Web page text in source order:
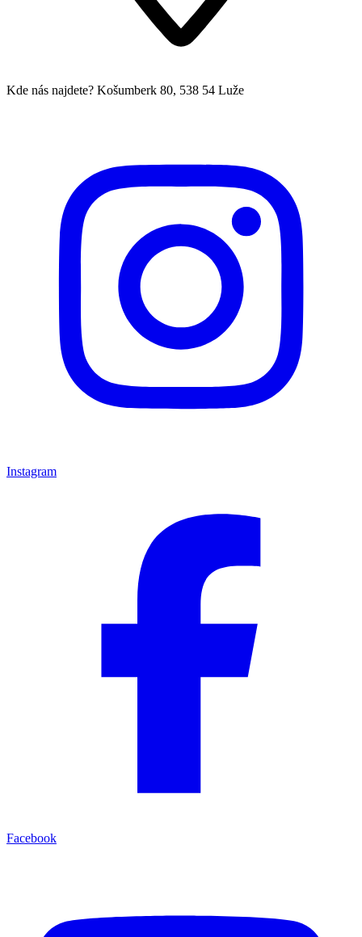
Kde nás najdete? Košumberk 80, 538 54 Luže
Instagram
Facebook